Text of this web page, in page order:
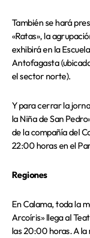
También se hará
«Ratas», la
exhibirá en la
Antofagasta
el sector norte).
Y para cerrar la
la Niña de San
de la compañía del
22:00 horas en el
Regiones
En Calama, toda la
Arcoíris» llega al
las 20:00 horas. A